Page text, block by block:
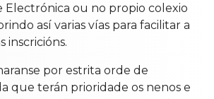
Electrónica ou no propio colexio
así varias vías para facilitar a
inscricións.
por estrita orde de
que terán prioridade os nenos e